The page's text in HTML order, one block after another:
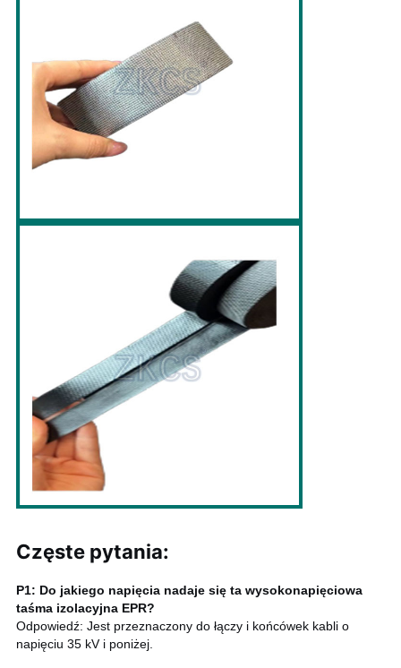
Częste pytania:
P1: Do jakiego napięcia nadaje się ta wysokonapięciowa
taśma izolacyjna EPR?
Odpowiedź: Jest przeznaczony do łączy i końcówek kabli o
napięciu 35 kV i poniżej.